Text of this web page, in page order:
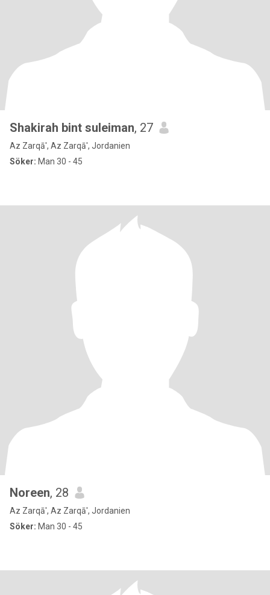
Shakirah bint suleiman, 27
Az Zarqā', Az Zarqā', Jordanien
Söker: Man 30 - 45
Noreen, 28
Az Zarqā', Az Zarqā', Jordanien
Söker: Man 30 - 45